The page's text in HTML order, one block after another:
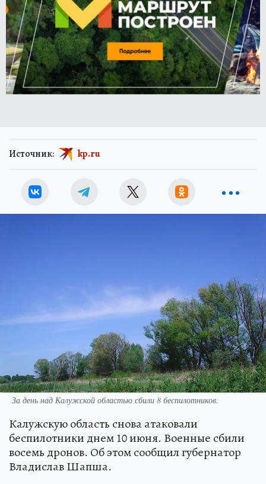
Источник: kp.ru
За день над Калужской областью сбили 8 беспилотников.
Калужскую область снова атаковали
беспилотники днем 10 июня. Военные сбили
восемь дронов. Об этом сообщил губернатор
Владислав Шапша.